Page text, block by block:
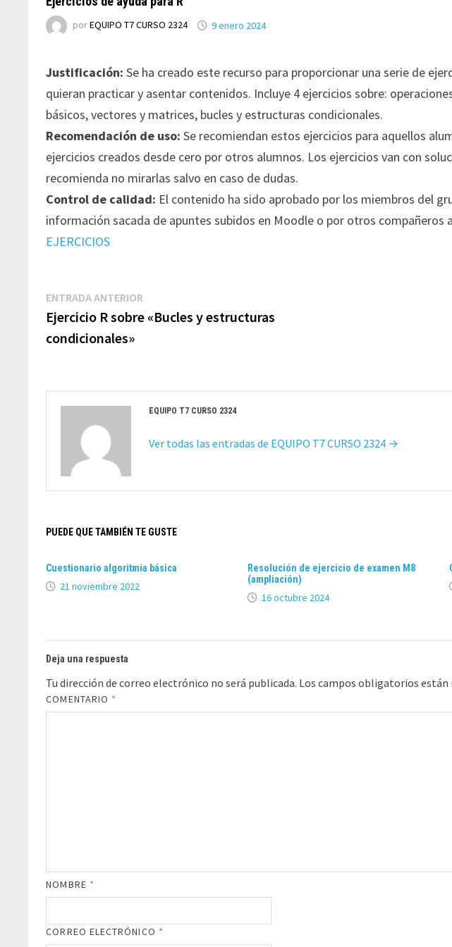
porEQUIPO T7 CURSO 2324 9 enero 2024
Justificación:Se ha creado este recurso para proporcionar una serie de
quieran practicar y asentar contenidos. Incluye 4 ejercicios sobre:
básicos, vectores y matrices, bucles y estructuras condicionales.
Recomendación de uso:Se recomiendan estos ejercicios para aquellos
ejercicios creados desde cero por otros alumnos. Los ejercicios van con
recomienda no mirarlas salvo en caso de dudas.
Control de calidad: El contenido ha sido aprobado por los miembros del
información sacada de apuntes subidos en Moodle o por otros compañeros
EJERCICIOS
Navegación
entradas
ENTRADA ANTERIOR
anterior:
Ejercicio R sobre «Bucles y estructuras
condicionales»
EQUIPO T7 CURSO 2324
Ver todas las entradas de EQUIPO T7 CURSO 2324 →
PUEDE QUE TAMBIÉN TE GUSTE
Cuestionario algoritmia básica
21 noviembre 2022
Resolución de ejercicio de examen M8
(ampliación)
16 octubre 2024
Deja una respuesta
Tu dirección de correo electrónico no será publicada. Los campos obligatorios están
COMENTARIO *
NOMBRE *
CORREO ELECTRÓNICO *